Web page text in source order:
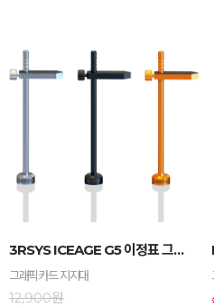
3RSYS ICEAGE G5 이정표 그래픽카드 지지...
그래픽카드 지지대
12,900원